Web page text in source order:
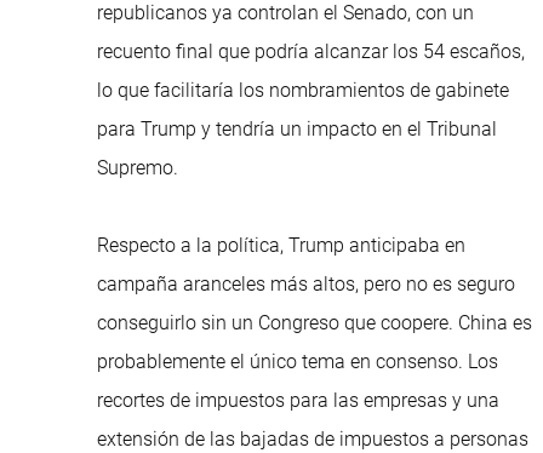
republicanos ya controlan el Senado, con un
recuento final que podría alcanzar los 54 escaños,
lo que facilitaría los nombramientos de gabinete
para Trump y tendría un impacto en el Tribunal
Supremo.
Respecto a la política, Trump anticipaba en
campaña aranceles más altos, pero no es seguro
conseguirlo sin un Congreso que coopere. China es
probablemente el único tema en consenso. Los
recortes de impuestos para las empresas y una
extensión de las bajadas de impuestos a personas